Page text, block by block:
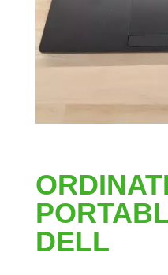
DELL